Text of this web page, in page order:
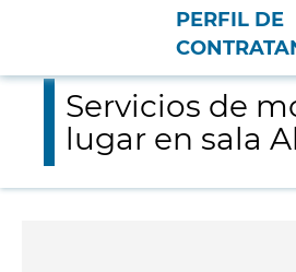
Menú PCON
PERFIL DE
Servicios de montaje y
Servicios de
lugar en sala